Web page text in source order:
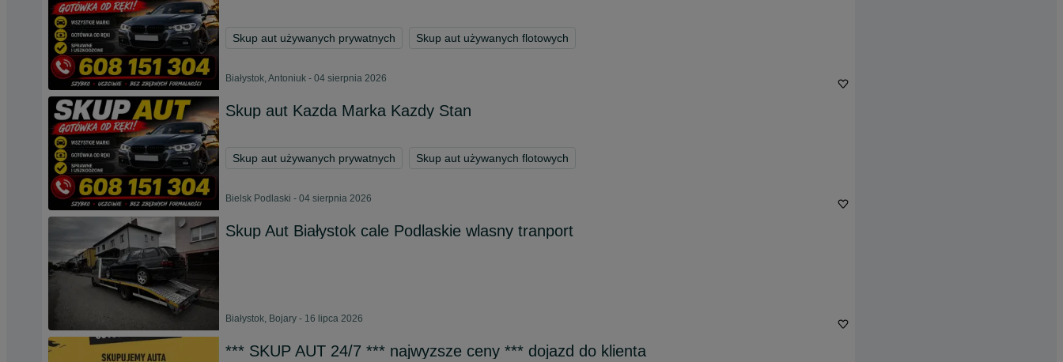
Skup aut używanych prywatnych Skup aut używanych flotowych
Białystok, Antoniuk - 04 sierpnia 2026
Skup aut Kazda Marka Kazdy Stan
Skup aut używanych prywatnych Skup aut używanych flotowych
Bielsk Podlaski - 04 sierpnia 2026
Skup Aut Białystok cale Podlaskie wlasny tranport
Białystok, Bojary - 16 lipca 2026
*** SKUP AUT 24/7 *** najwyzsze ceny *** dojazd do klienta